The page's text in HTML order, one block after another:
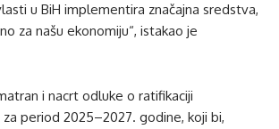
u BiH implementira značajna sredstva,
za našu ekonomiju“, istakao je
i nacrt odluke o ratifikaciji
za period 2025–2027. godine, koji bi,